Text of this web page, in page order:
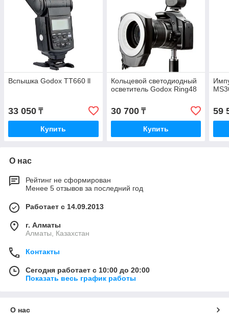
Вспышка Godox TT660 ll
33 050 ₸
Купить
Кольцевой светодиодный
осветитель Godox Ring48
30 700₸
Купить
59
О нас
Рейтинг не сформирован
Менее 5 отзывов за последний год
Работает с 14.09.2013
г. Алматы
Алматы, Казахстан
Контакты
Сегодня работает с 10:00 до 20:00
Показать весь график работы
О нас